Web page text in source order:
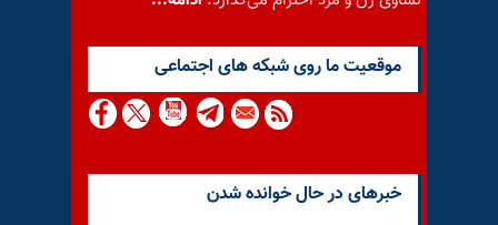
موقعيت ما روى شبكه هاى اجتماعى
خبرهای در حال خوانده شدن